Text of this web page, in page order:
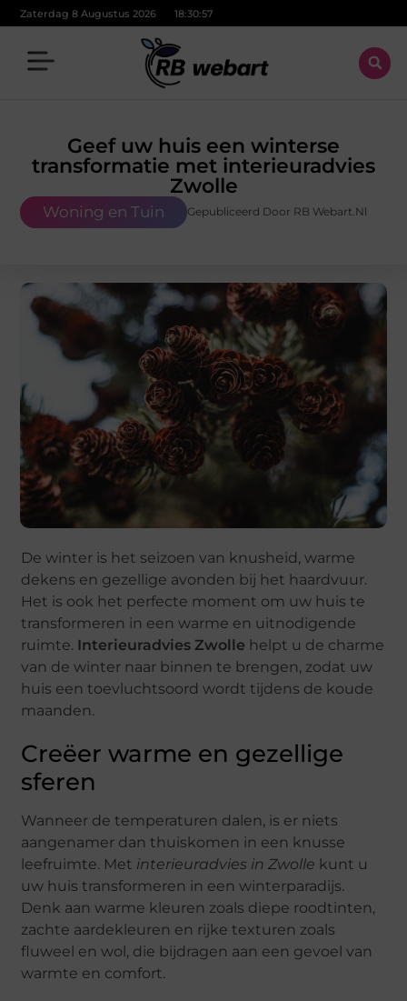
Zaterdag 8 Augustus 2026 18:30:58
Geef uw huis een winterse
transformatie met interieuradvies
Zwolle
Woning en Tuin Gepubliceerd Door RB Webart.nl
De winter is het seizoen van knusheid, warme
dekens en gezellige avonden bij het haardvuur.
Het is ook het perfecte moment om uw huis te
transformeren in een warme en uitnodigende
ruimte. Interieuradvies Zwolle helpt u de charme
van de winter naar binnen te brengen, zodat uw
huis een toevluchtsoord wordt tijdens de koude
maanden.
Creëer warme en gezellige
sferen
Wanneer de temperaturen dalen, is er niets
aangenamer dan thuiskomen in een knusse
leefruimte. Met interieuradvies in Zwolle kunt u
uw huis transformeren in een winterparadijs.
Denk aan warme kleuren zoals diepe roodtinten,
zachte aardekleuren en rijke texturen zoals
fluweel en wol, die bijdragen aan een gevoel van
warmte en comfort.